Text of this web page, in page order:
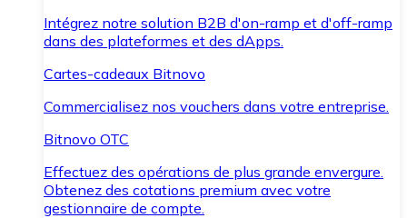
Intégrez notre solution B2B d'on-ramp et d'off-ramp
dans des plateformes et des dApps.
Cartes-cadeaux Bitnovo
Commercialisez nos vouchers dans votre entreprise.
Bitnovo OTC
Effectuez des opérations de plus grande envergure.
Obtenez des cotations premium avec votre
gestionnaire de compte.